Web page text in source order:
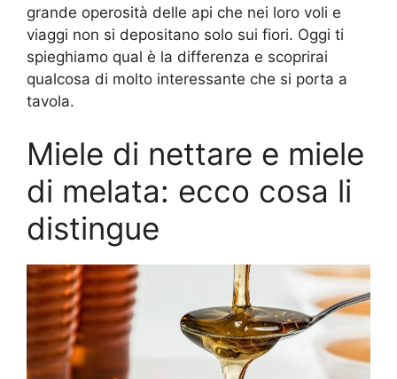
grande operosità delle api che nei loro voli e
viaggi non si depositano solo sui fiori. Oggi ti
spieghiamo qual è la differenza e scoprirai
qualcosa di molto interessante che si porta a
tavola.
Miele di nettare e miele
di melata: ecco cosa li
distingue